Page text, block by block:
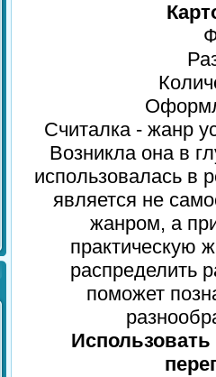
Считалка - жанр
Возникла она в
использовалась в
является не
жанром, а
практическую
распределить
поможет